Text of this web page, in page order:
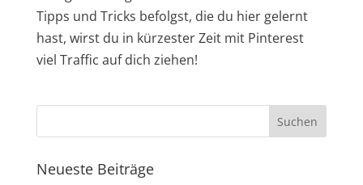
Tipps und Tricks befolgst, die du hier gelernt
hast, wirst du in kürzester Zeit mit Pinterest
viel Traffic auf dich ziehen!
Neueste Beiträge